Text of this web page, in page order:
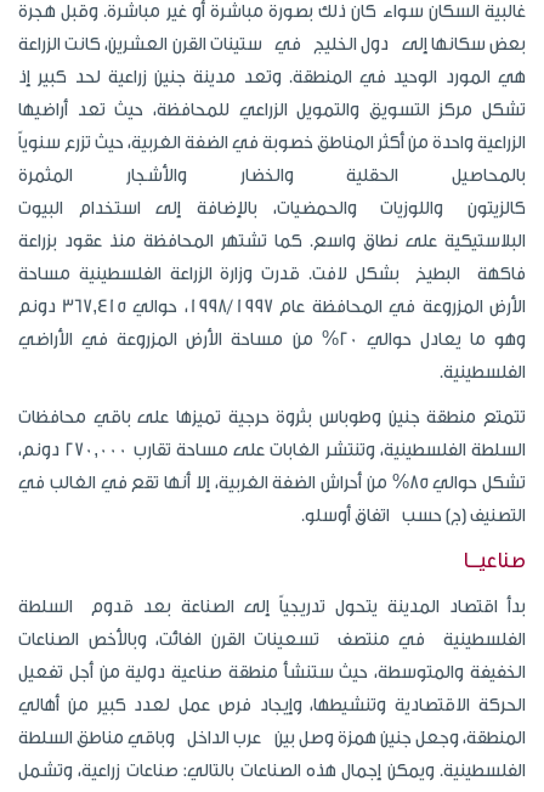
غالبية السكان سواء كان ذلك بصورة مباشرة أو غير مباشرة. وقبل هجرة
بعض سكانها إلى دول الخليج في ستينات القرن العشرين، كانت الزراعة
هي المورد الوحيد في المنطقة. وتعد مدينة جنين زراعية لحد كبير إذ
تشكل مركز التسويق والتمويل الزراعي للمحافظة، حيث تعد أراضيها
الزراعية واحدة من أكثر المناطق خصوبة في الضفة الغربية، حيث تزرع سنوياً
بالمحاصيل الحقلية والخضار والأشجار المثمرة
كالزيتون واللوزيات والحمضيات، بالإضافة إلى استخدام البيوت
البلاستيكية على نطاق واسع. كما تشتهر المحافظة منذ عقود بزراعة
فاكهة البطيخ بشكل لافت. قدرت وزارة الزراعة الفلسطينية مساحة
الأرض المزروعة في المحافظة عام 1998/1997، حوالي 367,415 دونم
وهو ما يعادل حوالي 20% من مساحة الأرض المزروعة في الأراضي
الفلسطينية.
تتمتع منطقة جنين وطوباس بثروة حرجية تميزها على باقي محافظات
السلطة الفلسطينية، وتنتشر الغابات على مساحة تقارب 270,000 دونم،
تشكل حوالي 85% من أحراش الضفة الغربية، إلا أنها تقع في الغالب في
التصنيف (ج) حسب اتفاق أوسلو.
صناعيـــا
بدأ اقتصاد المدينة يتحول تدريجياً إلى الصناعة بعد قدوم السلطة
الفلسطينية في منتصف تسعينات القرن الفائت، وبالأخص الصناعات
الخفيفة والمتوسطة، حيث ستنشأ منطقة صناعية دولية من أجل تفعيل
الحركة الاقتصادية وتنشيطها، وإيجاد فرص عمل لعدد كبير من أهالي
المنطقة، وجعل جنين همزة وصل بين عرب الداخل وباقي مناطق السلطة
الفلسطينية. ويمكن إجمال هذه الصناعات بالتالي: صناعات زراعية، وتشمل